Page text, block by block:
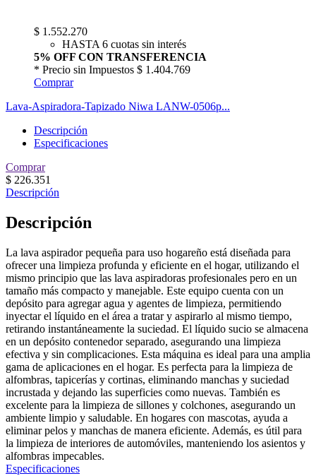
$ 1.552.270
HASTA 6 cuotas sin interés
5% OFF CON TRANSFERENCIA
* Precio sin Impuestos $ 1.404.769
Comprar
Lava-Aspiradora-Tapizado Niwa LANW-0506p...
Descripción
Especificaciones
Comprar
$ 226.351
Descripción
Descripción
La lava aspirador pequeña para uso hogareño está diseñada para
ofrecer una limpieza profunda y eficiente en el hogar, utilizando el
mismo principio que las lava aspiradoras profesionales pero en un
tamaño más compacto y manejable. Este equipo cuenta con un
depósito para agregar agua y agentes de limpieza, permitiendo
inyectar el líquido en el área a tratar y aspirarlo al mismo tiempo,
retirando instantáneamente la suciedad. El líquido sucio se almacena
en un depósito contenedor separado, asegurando una limpieza
efectiva y sin complicaciones. Esta máquina es ideal para una amplia
gama de aplicaciones en el hogar. Es perfecta para la limpieza de
alfombras, tapicerías y cortinas, eliminando manchas y suciedad
incrustada y dejando las superficies como nuevas. También es
excelente para la limpieza de sillones y colchones, asegurando un
ambiente limpio y saludable. En hogares con mascotas, ayuda a
eliminar pelos y manchas de manera eficiente. Además, es útil para
la limpieza de interiores de automóviles, manteniendo los asientos y
alfombras impecables.
Especificaciones